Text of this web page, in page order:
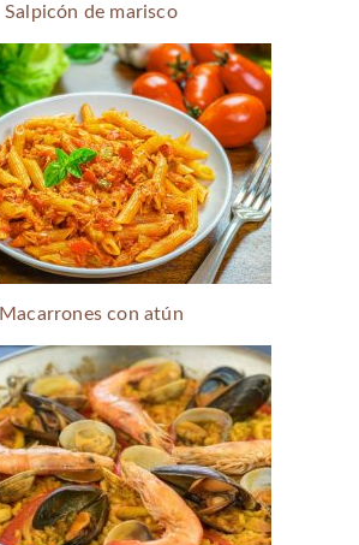
Salpicón de marisco
Macarrones con atún